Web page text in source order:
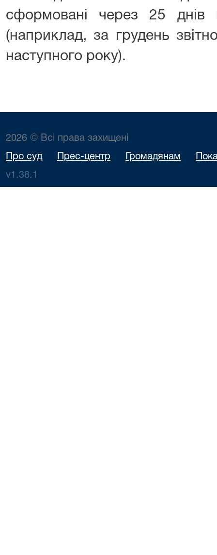
сформовані через 25 днів
(наприклад, за грудень
наступного року).
2026 © Всі права захищені
Про суд Прес-центр Громадянам
v1.38.1